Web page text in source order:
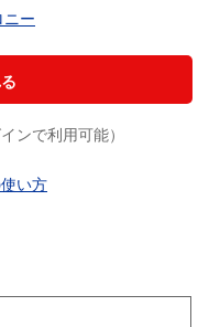
ニー
ンで利用可能）
い方